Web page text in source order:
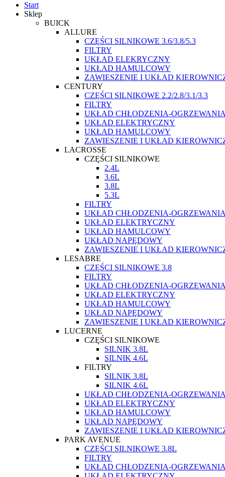
Start
Sklep
BUICK
ALLURE
CZĘŚCI SILNIKOWE 3.6/3.8/5.3
FILTRY
UKŁAD ELEKRYCZNY
UKŁAD HAMULCOWY
ZAWIESZENIE I UKŁAD
CENTURY
CZĘŚCI SILNIKOWE 2.2/2.8/3.1/3.3
FILTRY
UKŁAD CHŁODZENIA-OGRZEWANIA
UKŁAD ELEKTRYCZNY
UKŁAD HAMULCOWY
ZAWIESZENIE I UKŁAD
LACROSSE
CZĘŚCI SILNIKOWE
2.4L
3.6L
3.8L
5.3L
FILTRY
UKŁAD CHŁODZENIA-OGRZEWANIA
UKŁAD ELEKTRYCZNY
UKŁAD HAMULCOWY
UKŁAD NAPĘDOWY
ZAWIESZENIE I UKŁAD
LESABRE
CZĘŚCI SILNIKOWE 3.8
FILTRY
UKŁAD CHŁODZENIA-OGRZEWANIA
UKŁAD ELEKTRYCZNY
UKŁAD HAMULCOWY
UKŁAD NAPĘDOWY
ZAWIESZENIE I UKŁAD
LUCERNE
CZĘŚCI SILNIKOWE
SILNIK 3.8L
SILNIK 4.6L
FILTRY
SILNIK 3.8L
SILNIK 4.6L
UKŁAD CHŁODZENIA-OGRZEWANIA
UKŁAD ELEKTRYCZNY
UKŁAD HAMULCOWY
UKŁAD NAPĘDOWY
ZAWIESZENIE I UKŁAD
PARK AVENUE
CZĘŚCI SILNIKOWE 3.8L
FILTRY
UKŁAD CHŁODZENIA-OGRZEWANIA